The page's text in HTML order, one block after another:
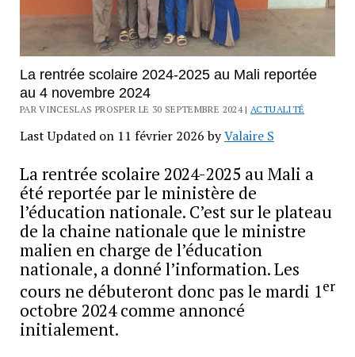
La rentrée scolaire 2024-2025 au Mali reportée
au 4 novembre 2024
PAR VINCESLAS PROSPER LE 30 SEPTEMBRE 2024 | ACTUALITÉ
Last Updated on 11 février 2026 byValaire S
La rentrée scolaire 2024-2025 au Mali a
été reportée par le ministère de
l’éducation nationale. C’est sur le plateau
de la chaine nationale que le ministre
malien en charge de l’éducation
nationale, a donné l’information. Les
cours ne débuteront donc pas le mardi 1er
octobre 2024 comme annoncé
initialement.